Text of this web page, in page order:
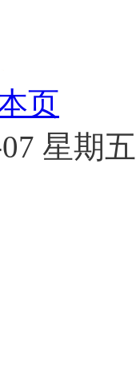
页
星期五